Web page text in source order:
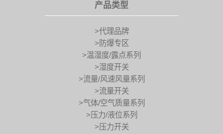
产品类型
>代理品牌
>防爆专区
>温湿度/露点系列
>湿度开关
>流量/风速风量系列
>流量开关
>气体/空气质量系列
>压力/液位系列
>压力开关